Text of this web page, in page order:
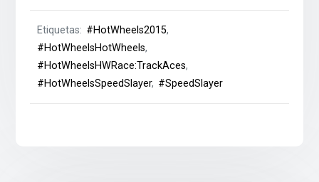
Etiquetas: #HotWheels2015,
#HotWheelsHotWheels,
#HotWheelsHWRace:TrackAces,
#HotWheelsSpeedSlayer, #SpeedSlayer